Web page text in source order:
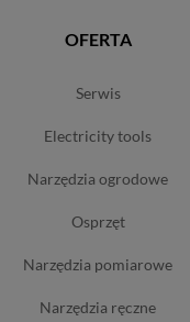
OFERTA
serwis
electricity tools
narzędzia ogrodowe
osprzęt
narzędzia pomiarowe
narzędzia ręczne